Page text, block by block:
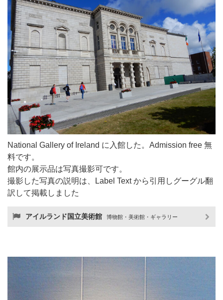
National Gallery of Ireland に入館した。Admission free 無
料です。
館内の展示品は写真撮影可です。
撮影した写真の説明は、Label Text から引用しグーグル翻
訳して掲載しました
アイルランド国立美術館 博物館・美術館・ギャラリー